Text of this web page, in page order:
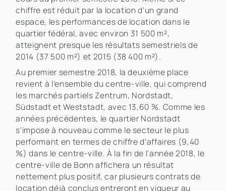
chiffre est réduit par la location d'un grand
espace, les performances de location dans le
quartier fédéral, avec environ 31 500 m²,
atteignent presque les résultats semestriels de
2014 (37 500 m²) et 2015 (38 400 m²).
Au premier semestre 2018, la deuxième place
revient à l'ensemble du centre-ville, qui comprend
les marchés partiels Zentrum, Nordstadt,
Südstadt et Weststadt, avec 13,60 %. Comme les
années précédentes, le quartier Nordstadt
s'impose à nouveau comme le secteur le plus
performant en termes de chiffre d'affaires (9,40
%) dans le centre-ville. À la fin de l'année 2018, le
centre-ville de Bonn affichera un résultat
nettement plus positif, car plusieurs contrats de
location déjà conclus entreront en vigueur au